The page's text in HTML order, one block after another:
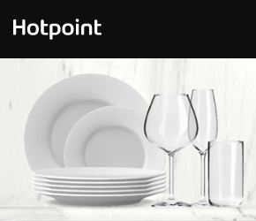
Холодильники
Морозильные камеры
Стиральные и сушильные машины
Посудомоечные машины